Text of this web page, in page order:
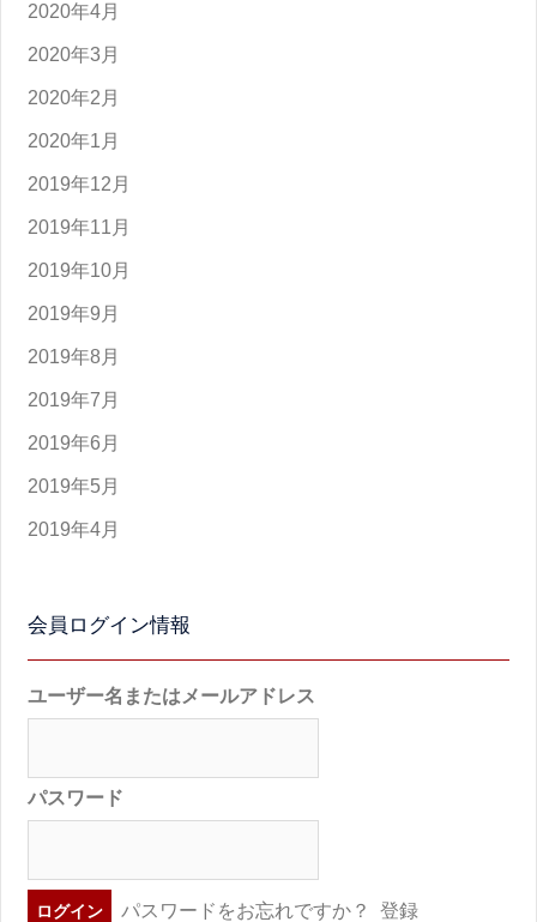
2020年4月
2020年3月
2020年2月
2020年1月
2019年12月
2019年11月
2019年10月
2019年9月
2019年8月
2019年7月
2019年6月
2019年5月
2019年4月
会員ログイン情報
ユーザー名またはメールアドレス
パスワード
パスワードをお忘れですか？ 登録